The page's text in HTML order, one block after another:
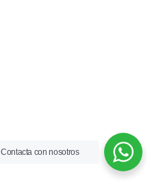
Contacta con nosotros